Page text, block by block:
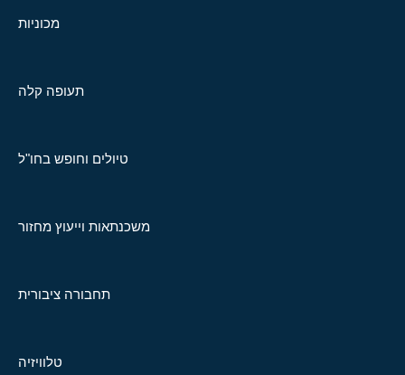
מכוניות
תעופה קלה
טיולים וחופש בחו"ל
משכנתאות וייעוץ מחזור
תחבורה ציבורית
טלוויזיה